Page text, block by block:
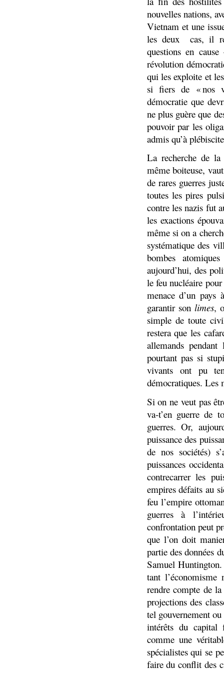
nouvelles nations,
Vietnam et une
les deux
cas, il
questions en
révolution
qui les exploite et
si fiers de « nos
démocratie que
ne plus guère que
pouvoir par les
admis qu’à
La recherche de
même boiteuse,
de rares guerres
toutes les pires
contre les nazis fut
les exactions
même si on a
systématique des
bombes
aujourd’hui, des
le feu nucléaire
menace d’un
garantir sonlimes,
simple de toute
restera que les
allemands
pourtant pas si
vivants ont pu
démocratiques.
Si on ne veut pas
va-t’en guerre de
guerres. Or,
puissance des
de nos sociétés)
puissances
contrecarrer les
empires défaits au
feu l’empire
guerres à
confrontation peut
que l’on doit
partie des données
Samuel
tant l’économisme
rendre compte de
projections des
tel gouvernement
intérêts du capital
comme une
spécialistes qui se
faire du conflit des